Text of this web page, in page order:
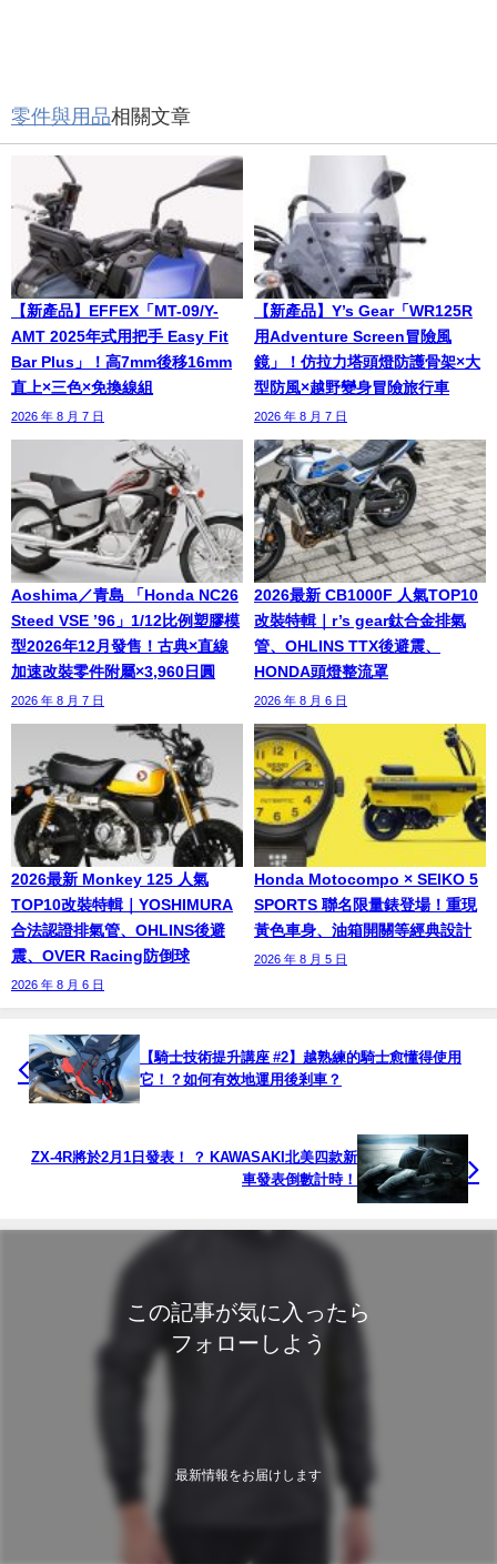
零件與用品相關文章
【新產品】EFFEX「MT-09/Y-
AMT 2025年式用把手 Easy Fit
Bar Plus」！高7mm後移16mm
直上×三色×免換線組
2026 年 8 月 7 日
【新產品】Y’s Gear「WR125R
用Adventure Screen冒險風
鏡」！仿拉力塔頭燈防護骨架×大
型防風×越野變身冒險旅行車
2026 年 8 月 7 日
Aoshima／青島 「Honda NC26
Steed VSE ’96」1/12比例塑膠模
型2026年12月發售！古典×直線
加速改裝零件附屬×3,960日圓
2026 年 8 月 7 日
2026最新 CB1000F 人氣TOP10
改裝特輯｜r’s gear鈦合金排氣
管、OHLINS TTX後避震、
HONDA頭燈整流罩
2026 年 8 月 6 日
2026最新 Monkey 125 人氣
TOP10改裝特輯｜YOSHIMURA
合法認證排氣管、OHLINS後避
震、OVER Racing防倒球
2026 年 8 月 6 日
Honda Motocompo × SEIKO 5
SPORTS 聯名限量錶登場！重現
黃色車身、油箱開關等經典設計
2026 年 8 月 5 日
【騎士技術提升講座 #2】越熟練的騎士愈懂得使用
它！？如何有效地運用後剎車？
ZX-4R將於2月1日發表！ ？ KAWASAKI北美四款新
車發表倒數計時！
この記事が気に入ったら
フォローしよう
最新情報をお届けします